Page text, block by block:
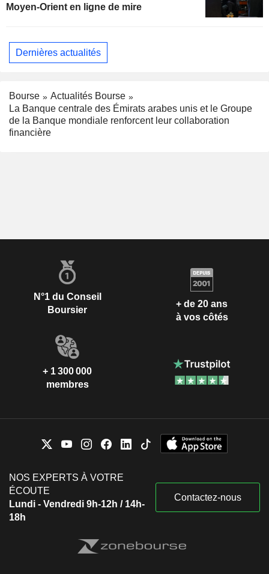
Moyen-Orient en ligne de mire
Dernières actualités
Bourse
Actualités Bourse
La Banque centrale des Émirats arabes unis et le Groupe
de la Banque mondiale renforcent leur collaboration
financière
N°1 du Conseil
Boursier
+ de 20 ans
à vos côtés
+ 1 300 000
membres
NOS EXPERTS À VOTRE
ÉCOUTE
Lundi - Vendredi 9h-12h / 14h-
18h
Contactez-nous